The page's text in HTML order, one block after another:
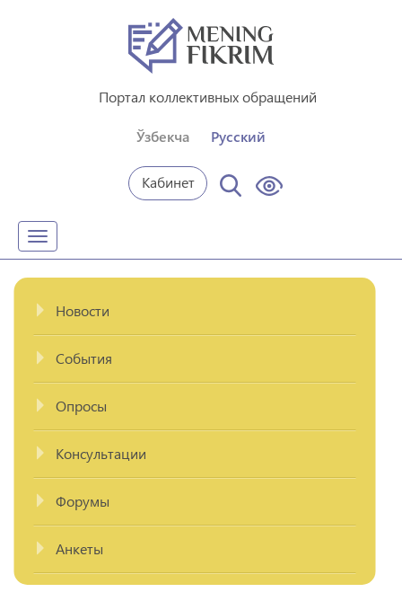
Портал коллективных обращений
Ўзбекча Русский
Кабинет
Toggle
navigation
Новости
События
Опросы
Консультации
Форумы
Анкеты